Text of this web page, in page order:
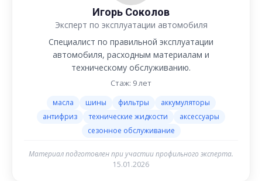
Игорь Соколов
Эксперт по эксплуатации автомобиля
Специалист по правильной эксплуатации
автомобиля, расходным материалам и
техническому обслуживанию.
Стаж: 9 лет
масла шины фильтры
аккумуляторы
антифриз
технические жидкости
аксессуары
сезонное обслуживание
Материал подготовлен при участии профильного эксперта.
15.01.2026